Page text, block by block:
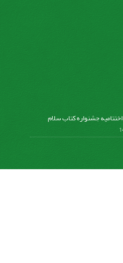
پنج شنبه 14 دی ماه 1402 اختتامیه جشنواره کتاب سلام